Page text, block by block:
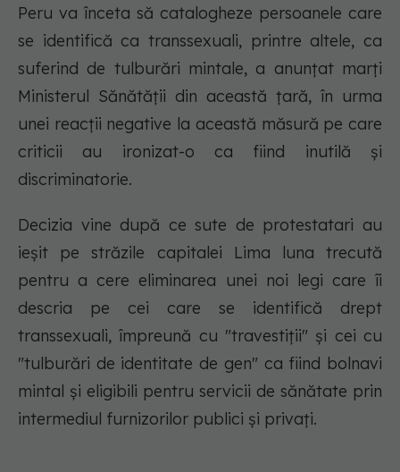
Peru va înceta să catalogheze persoanele care
se identifică ca transsexuali, printre altele, ca
suferind de tulburări mintale, a anunțat marți
Ministerul Sănătății din această țară, în urma
unei reacții negative la această măsură pe care
criticii au ironizat-o ca fiind inutilă și
discriminatorie.
Decizia vine după ce sute de protestatari au
ieșit pe străzile capitalei Lima luna trecută
pentru a cere eliminarea unei noi legi care îi
descria pe cei care se identifică drept
transsexuali, împreună cu "travestiții" și cei cu
"tulburări de identitate de gen" ca fiind bolnavi
mintal și eligibili pentru servicii de sănătate prin
intermediul furnizorilor publici și privați.